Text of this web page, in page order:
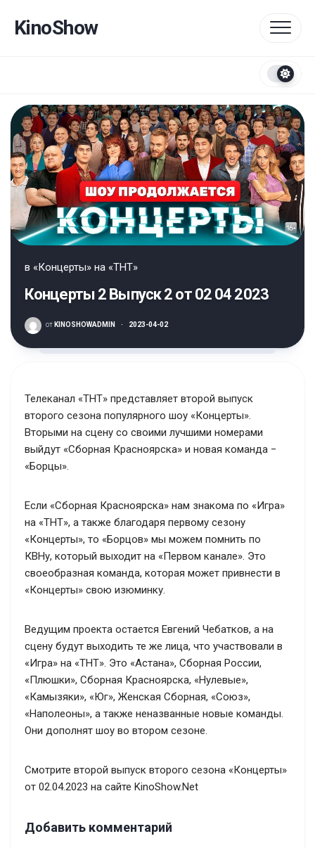
содержанию
KinoShow
в «Концерты» на «ТНТ»
Концерты 2 Выпуск 2 от 02 04 2023
от KINOSHOWADMIN · 2023-04-02
Телеканал «ТНТ» представляет второй выпуск
второго сезона популярного шоу «Концерты».
Вторыми на сцену со своими лучшими номерами
выйдут «Сборная Красноярска» и новая команда −
«Борцы».
Если «Сборная Красноярска» нам знакома по «Игра»
на «ТНТ», а также благодаря первому сезону
«Концерты», то «Борцов» мы можем помнить по
КВНу, который выходит на «Первом канале». Это
своеобразная команда, которая может привнести в
«Концерты» свою изюминку.
Ведущим проекта остается Евгений Чебатков, а на
сцену будут выходить те же лица, что участвовали в
«Игра» на «ТНТ». Это «Астана», Сборная России,
«Плюшки», Сборная Красноярска, «Нулевые»,
«Камызяки», «Юг», Женская Сборная, «Союз»,
«Наполеоны», а также неназванные новые команды.
Они дополнят шоу во втором сезоне.
Смотрите второй выпуск второго сезона «Концерты»
от 02.04.2023 на сайте KinoShow.Net
Добавить комментарий